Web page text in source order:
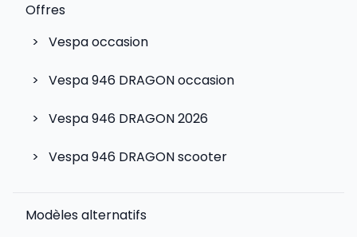
Offres
>
Vespa occasion
> Vespa 946 DRAGON occasion
> Vespa 946 DRAGON 2026
> Vespa 946 DRAGON scooter
Modèles alternatifs